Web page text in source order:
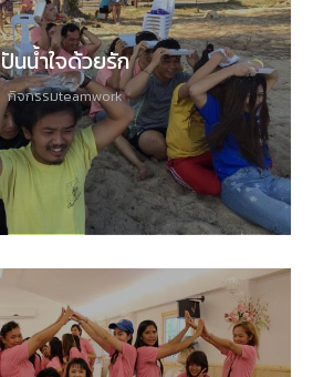
ปันน้ำใจด้วยรัก
กิจกรรมteamwork